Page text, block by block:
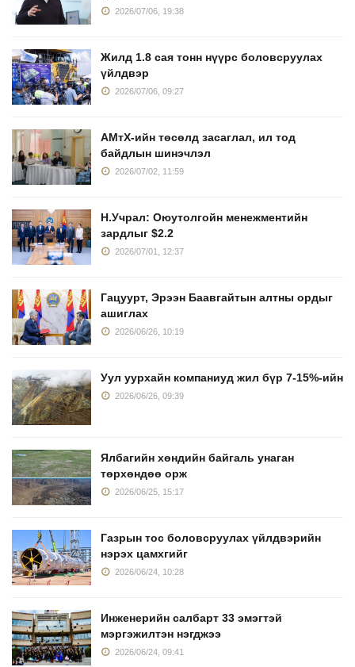
2026/07/06, 19:38
Жилд 1.8 сая тонн нүүрс боловсруулах
үйлдвэр
2026/07/06, 09:27
АМтХ-ийн төсөлд засаглал, ил тод
байдлын шинэчлэл
2026/07/02, 11:59
Н.Учрал: Оюутолгойн менежментийн
зардлыг $2.2
2026/07/01, 12:37
Гацуурт, Эрээн Баавгайтын алтны ордыг
ашиглах
2026/06/26, 10:19
Уул уурхайн компаниуд жил бүр 7-15%-ийн
2026/06/26, 09:39
Ялбагийн хөндийн байгаль унаган
төрхөндөө орж
2026/06/25, 15:17
Газрын тос боловсруулах үйлдвэрийн
нэрэх цамхгийг
2026/06/24, 10:28
Инженерийн салбарт 33 эмэгтэй
мэргэжилтэн нэгджээ
2026/06/24, 09:41